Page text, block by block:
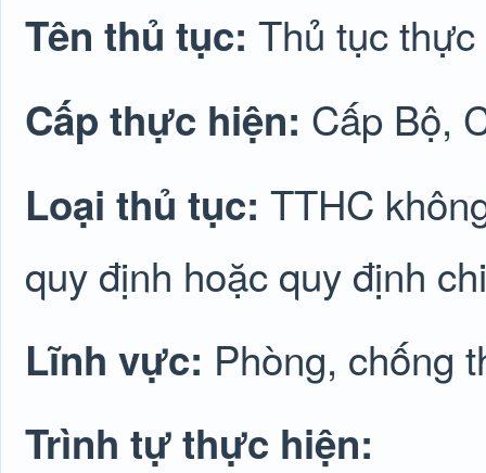
Tên thủ tục: Thủ tục
Cấp thực hiện: Cấp Bộ,
Loại thủ tục: TTHC
quy định hoặc quy định
Lĩnh vực: Phòng, chống
Trình tự thực hiện: